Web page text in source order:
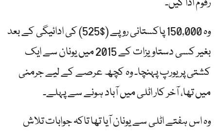
رقوم ادا کیں۔
وہ 150,000 پاکستانی روپے ($525) کی ادائیگی کے بعد
بغیر کسی دستاویزات کے 2015 میں یونان سے ایک
کشتی پر یورپ پہنچا۔ وہ کچھ عرصے کے لیے جرمنی
میں تھا، آخر کار اٹلی میں آباد ہونے سے پہلے۔
وہ اس ہفتے اٹلی سے یونان آیا تھا تاکہ جوابات تلاش